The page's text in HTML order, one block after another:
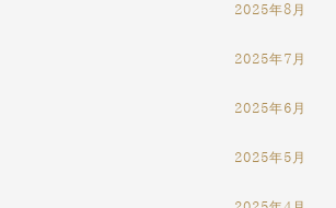
2025年8月
2025年7月
2025年6月
2025年5月